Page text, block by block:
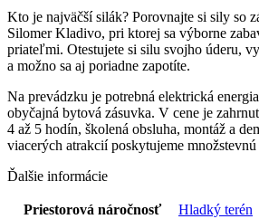
Kto je najväčší silák? Porovnajte si sily so
Silomer Kladivo, pri ktorej sa výborne
priateľmi. Otestujete si silu svojho úderu,
a možno sa aj poriadne zapotíte.
Na prevádzku je potrebná elektrická
obyčajná bytová zásuvka. V cene je
4 až 5 hodín, školená obsluha, montáž a
viacerých atrakcií poskytujeme
Ďalšie informácie
Priestorová náročnosť Hladký terén